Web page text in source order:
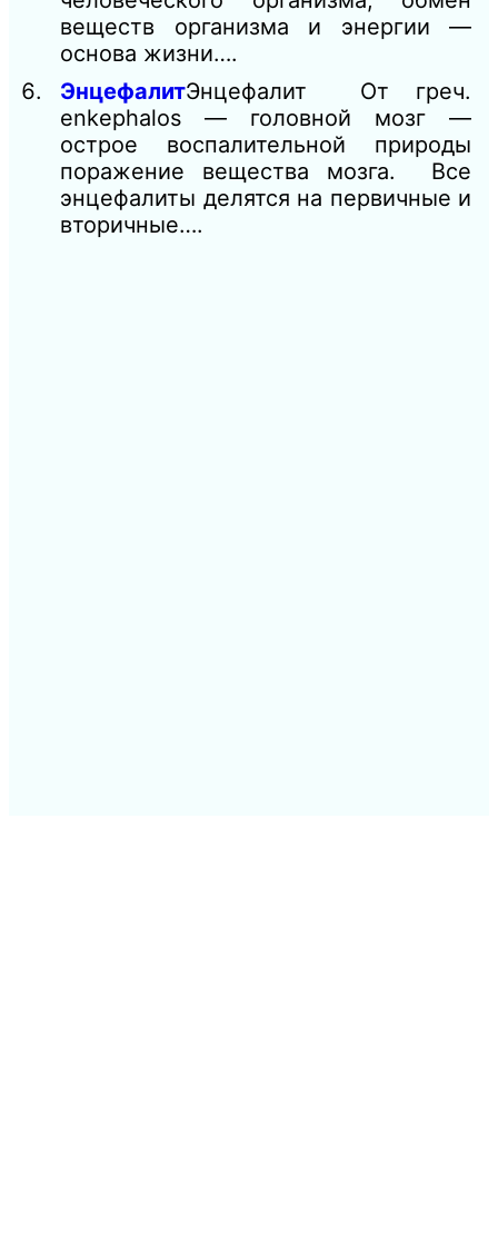
веществ организма и энергии —
основа жизни….
ЭнцефалитЭнцефалит От греч.
enkephalos — головной мозг —
острое воспалительной природы
поражение вещества мозга. Все
энцефалиты делятся на первичные и
вторичные….